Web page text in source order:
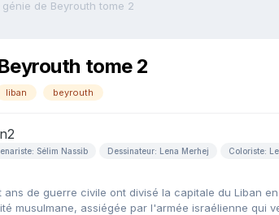
génie de Beyrouth tome 2
tome 2
liban beyrouth
Sélim Nassib Dessinateur: Lena Merhej Coloriste:
ans de guerre civile ont divisé la capitale du Liban
musulmane, assiégée par l'armée israélienne qui